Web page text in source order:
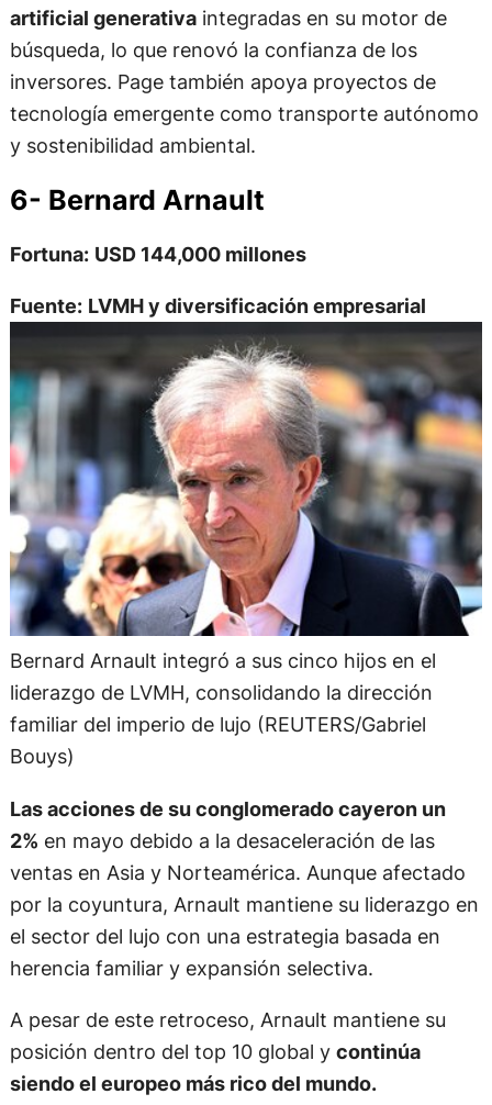
artificial generativaintegradas en su motor de
búsqueda, lo que renovó la confianza de los
inversores. Page también apoya proyectos de
tecnología emergente como transporte autónomo
y sostenibilidad ambiental.
6- Bernard Arnault
Fortuna: USD 144,000 millones
Fuente: LVMH y diversificación empresarial
Bernard Arnault integró a sus cinco hijos en el
liderazgo de LVMH, consolidando la dirección
familiar del imperio de lujo (REUTERS/Gabriel
Bouys)
Las acciones de su conglomerado cayeron un
2% en mayo debido a la desaceleración de las
ventas en Asia y Norteamérica. Aunque afectado
por la coyuntura, Arnault mantiene su liderazgo en
el sector del lujo con una estrategia basada en
herencia familiar y expansión selectiva.
A pesar de este retroceso, Arnault mantiene su
posición dentro del top 10 global y continúa
siendo el europeo más rico del mundo.